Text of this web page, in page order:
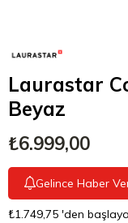
Laurastar
Beyaz
₺6.999,00
Gelince Haber
₺1.749,75 'den